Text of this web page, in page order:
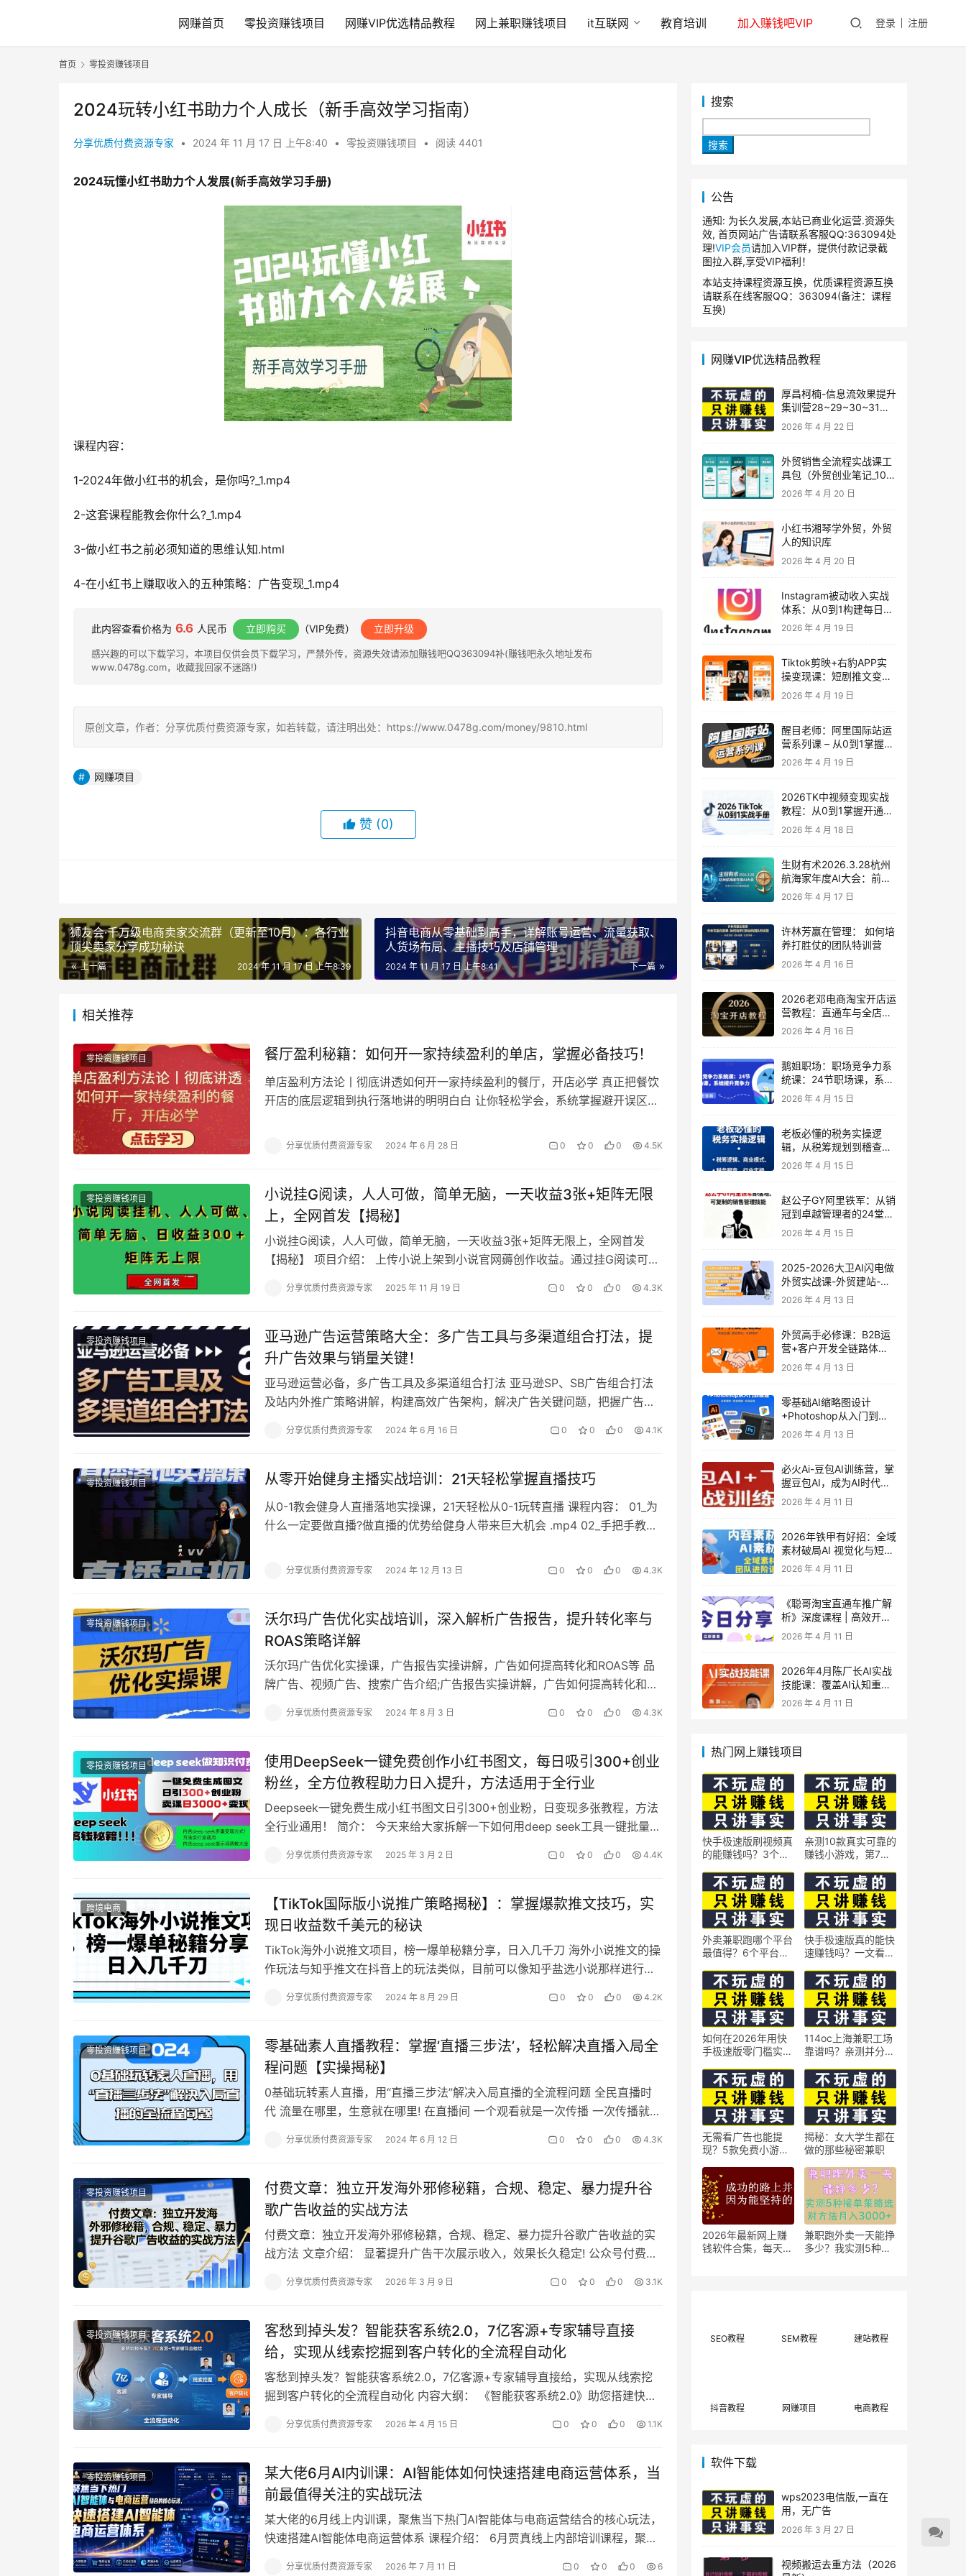
网赚首页 零投资赚钱项目 网赚VIP优选精品教程 网上兼职赚钱项目 it互联网 教育培训 加入赚钱吧VIP 登录 注册
首页 零投资赚钱项目
2024玩转小红书助力个人成长（新手高效学习指南）
分享优质付费资源专家 • 2024 年 11 月 17 日 上午8:40 • 零投资赚钱项目 • 阅读 4401
2024玩懂小红书助力个人发展(新手高效学习手册)
课程内容：
1-2024年做小红书的机会，是你吗?_1.mp4
2-这套课程能教会你什么?_1.mp4
3-做小红书之前必须知道的思维认知.html
4-在小红书上赚取收入的五种策略：广告变现_1.mp4
此内容查看价格为 6.6 人民币 立即购买 （VIP免费） 立即升级
感兴趣的可以下载学习，本项目仅供会员下载学习，严禁外传，资源失效请添加赚钱吧QQ363094补(赚钱吧永久地址发布
www.0478g.com，收藏我回家不迷路!)
原创文章，作者：分享优质付费资源专家，如若转载，请注明出处：https://www.0478g.com/money/9810.html
网赚项目
赞 (0)
狮友会·千万级电商卖家交流群（更新至10月）：各行业
顶尖卖家分享成功秘诀
上一篇 2024 年 11 月 17 日 上午8:39
抖音电商从零基础到高手，详解账号运营、流量获取、
人货场布局、主播技巧及店铺管理
下一篇
2024 年 11 月 17 日 上午8:41
相关推荐
零投资赚钱项目 餐厅盈利秘籍：如何开一家持续盈利的单店，掌握必备技巧！
单店盈利方法论丨彻底讲透如何开一家持续盈利的餐厅，开店必学 真正把餐饮
开店的底层逻辑到执行落地讲的明明白白 让你轻松学会，系统掌握避开误区，
分享优质付费资源专家 2024 年 6 月 28 日 0 0 0 4.5K
零投资赚钱项目
小说挂G阅读，人人可做，简单无脑，一天收益3张+矩阵无限
上，全网首发【揭秘】
小说挂G阅读，人人可做，简单无脑，一天收益3张+矩阵无限上，全网首发
【揭秘】 项目介绍： 上传小说上架到小说官网薅创作收益。通过挂G阅读可产
分享优质付费资源专家 2025 年 11 月 19 日 0 0 0 4.3K
零投资赚钱项目
亚马逊广告运营策略大全：多广告工具与多渠道组合打法，提
升广告效果与销量关键！
亚马逊运营必备，多广告工具及多渠道组合打法 亚马逊SP、SB广告组合打法
及站内外推广策略讲解，构建高效广告架构，解决广告关键问题，把握广告投
分享优质付费资源专家 2024 年 6 月 16 日 0 0 0 4.1K
零投资赚钱项目 从零开始健身主播实战培训：21天轻松掌握直播技巧
从0-1教会健身人直播落地实操课，21天轻松从0-1玩转直播 课程内容： 01_为
什么一定要做直播?做直播的优势给健身人带来巨大机会 .mp4 02_手把手教会
分享优质付费资源专家 2024 年 12 月 13 日 0 0 0 4.3K
零投资赚钱项目
沃尔玛广告优化实战培训，深入解析广告报告，提升转化率与
ROAS策略详解
沃尔玛广告优化实操课，广告报告实操讲解，广告如何提高转化和ROAS等 品
牌广告、视频广告、搜索广告介绍;广告报告实操讲解，广告如何提高转化和
分享优质付费资源专家 2024 年 8 月 3 日 0 0 0 4.3K
零投资赚钱项目
使用DeepSeek一键免费创作小红书图文，每日吸引300+创业
粉丝，全方位教程助力日入提升，方法适用于全行业
Deepseek一键免费生成小红书图文日引300+创业粉，日变现多张教程，方法
全行业通用！ 简介： 今天来给大家拆解一下如何用deep seek工具一键批量免
分享优质付费资源专家 2025 年 3 月 2 日 0 0 0 4.4K
跨境电商
【TikTok国际版小说推广策略揭秘】：掌握爆款推文技巧，实
现日收益数千美元的秘诀
TikTok海外小说推文项目，榜一爆单秘籍分享，日入几千刀 海外小说推文的操
作玩法与知乎推文在抖音上的玩法类似，目前可以像知乎盐选小说那样进行混
分享优质付费资源专家 2024 年 8 月 29 日 0 0 0 4.2K
零投资赚钱项目
零基础素人直播教程：掌握’直播三步法’，轻松解决直播入局全
程问题【实操揭秘】
0基础玩转素人直播，用“直播三步法”解决入局直播的全流程问题 全民直播时
代 流量在哪里，生意就在哪里! 在直播间 一个观看就是一次传播 一次传播就是
分享优质付费资源专家 2024 年 6 月 12 日 0 0 0 4.3K
零投资赚钱项目
付费文章：独立开发海外邪修秘籍，合规、稳定、暴力提升谷
歌广告收益的实战方法
付费文章：独立开发海外邪修秘籍，合规、稳定、暴力提升谷歌广告收益的实
战方法 文章介绍： 显著提升广告干次展示收入，效果长久稳定! 公众号付费文
分享优质付费资源专家 2026 年 3 月 9 日 0 0 0 3.1K
零投资赚钱项目
客愁到掉头发？智能获客系统2.0，7亿客源+专家辅导直接
给，实现从线索挖掘到客户转化的全流程自动化
客愁到掉头发？智能获客系统2.0，7亿客源+专家辅导直接给，实现从线索挖
掘到客户转化的全流程自动化 内容大纲： 《智能获客系统2.0》助您搭建快速
分享优质付费资源专家 2026 年 4 月 15 日 0 0 0 1.1K
零投资赚钱项目
某大佬6月AI内训课：AI智能体如何快速搭建电商运营体系，当
前最值得关注的实战玩法
某大佬的6月线上内训课，聚焦当下热门AI智能体与电商运营结合的核心玩法，
快速搭建AI智能体电商运营体系 课程介绍： 6月贾真线上内部培训课程，聚焦
分享优质付费资源专家 2026 年 7 月 11 日 0 0 0 6
搜索
搜索
公告
通知: 为长久发展,本站已商业化运营.资源失
效, 首页网站广告请联系客服QQ:363094处
理!VIP会员请加入VIP群，提供付款记录截
图拉入群,享受VIP福利！
本站支持课程资源互换，优质课程资源互换
请联系在线客服QQ：363094(备注：课程
互换)
网赚VIP优选精品教程
厚昌柯楠-信息流效果提升
集训营28~29~30~31
期，智能投放·巨量AD/百
度优化·AI提效指南
2026 年 4 月 22 日
外贸销售全流程实战课工
具包（外贸创业笔记_10年
外贸经验）
2026 年 4 月 20 日
小红书湘琴学外贸，外贸
人的知识库
2026 年 4 月 20 日
Instagram被动收入实战
体系：从0到1构建每日盈
利的自动销售漏斗
2026 年 4 月 19 日
Tiktok剪映+右豹APP实
操变现课：短剧推文变现
全教程来了！
2026 年 4 月 19 日
醒目老师：阿里国际站运
营系列课 – 从0到1掌握平
台运营核心技巧
2026 年 4 月 19 日
2026TK中视频变现实战
教程：从0到1掌握开通、
养号、剪辑到变现，新手
副业首选
2026 年 4 月 18 日
生财有术2026.3.28杭州
航海家年度AI大会：前沿
趋势×落地案例×技能图谱
2026 年 4 月 17 日
许林芳赢在管理： 如何培
养打胜仗的团队特训营
2026 年 4 月 16 日
2026老邓电商淘宝开店运
营教程：直通车与全店推
广系统课
2026 年 4 月 16 日
鹅姐职场：职场竞争力系
统课：24节职场课，系统
提升竞争力
2026 年 4 月 15 日
老板必懂的税务实操逻
辑，从税筹规划到稽查应
对，为企业稳健增长保驾
2026 年 4 月 15 日
赵公子GY阿里铁军：从销
冠到卓越管理者的24堂实
战课
2026 年 4 月 15 日
2025-2026大卫AI闪电做
外贸实战课-外贸建站-开
发客户-内容营销-从0到3
2026 年 4 月 13 日
外贸高手必修课：B2B运
营+客户开发全链路体系
课 | 从0到1成为外贸精英
2026 年 4 月 13 日
零基础AI缩略图设计
+Photoshop从入门到精
通 全套教程（含形象照拍
2026 年 4 月 13 日
必火Ai-豆包AI训练营，掌
握豆包AI，成为AI时代的
全能型人才
2026 年 4 月 11 日
2026年铁甲有好招：全域
素材破局AI 视觉化与短剧
营销实战指南——高效增
策略
2026 年 4 月 11 日
《聪哥淘宝直通车推广解
析》深度课程 | 高效开
车、极速投产系统实操课
2026 年 4 月 11 日
2026年4月陈厂长AI实战
技能课：覆盖AI认知重
构、智能体与大模型解
2026 年 4 月 11 日
热门网上赚钱项目
快手极速版刷视频真
的能赚钱吗？3个隐
亲测10款真实可靠的
赚钱小游戏，第7款
外卖兼职跑哪个平台
最值得？6个平台实
快手极速版真的能快
速赚钱吗？一文看懂
如何在2026年用快
手极速版零门槛实现
技巧
114oc上海兼职工场
靠谱吗？亲测并分享
无需看广告也能提
现？5款免费小游戏
揭秘：女大学生都在
做的那些秘密兼职
2026年最新网上赚
钱软件合集，每天免
兼职跑外卖一天能挣
多少？我实测5种接
SEO教程 SEM教程 建站教程
抖音教程 网赚项目 电商教程
软件下载
wps2023电信版,一直在
用，无广告
2026 年 3 月 27 日
视频搬运去重方法（2026